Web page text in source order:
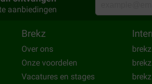
aanbiedingen
Brekz
Over ons
Onze voordelen
Vacatures en stages